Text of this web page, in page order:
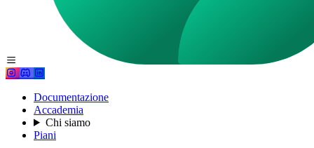
Documentazione
Accademia
Chi siamo
Piani